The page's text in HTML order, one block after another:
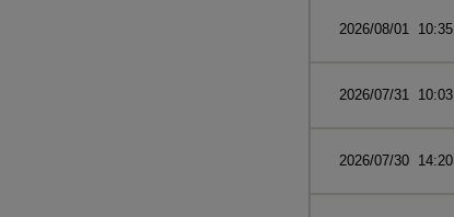
2026/08/01 10:35
2026/07/31 10:03
2026/07/30 14:20